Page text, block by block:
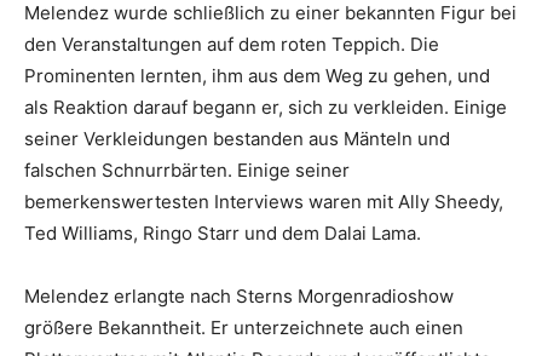
Melendez wurde schließlich zu einer bekannten Figur bei
den Veranstaltungen auf dem roten Teppich. Die
Prominenten lernten, ihm aus dem Weg zu gehen, und
als Reaktion darauf begann er, sich zu verkleiden. Einige
seiner Verkleidungen bestanden aus Mänteln und
falschen Schnurrbärten. Einige seiner
bemerkenswertesten Interviews waren mit Ally Sheedy,
Ted Williams, Ringo Starr und dem Dalai Lama.
Melendez erlangte nach Sterns Morgenradioshow
größere Bekanntheit. Er unterzeichnete auch einen